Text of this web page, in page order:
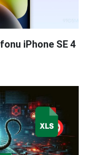
iPhone SE 4